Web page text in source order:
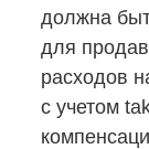
должна
для
расходов
с учетом